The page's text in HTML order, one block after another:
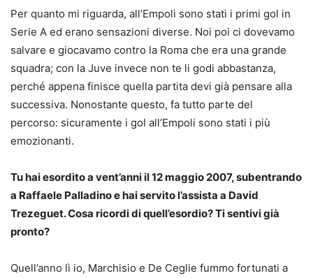
Per quanto mi riguarda, all’Empoli sono stati i primi gol in
Serie A ed erano sensazioni diverse. Noi poi ci dovevamo
salvare e giocavamo contro la Roma che era una grande
squadra; con la Juve invece non te li godi abbastanza,
perché appena finisce quella partita devi già pensare alla
successiva. Nonostante questo, fa tutto parte del
percorso: sicuramente i gol all’Empoli sono stati i più
emozionanti.
Tu hai esordito a vent’anni il 12 maggio 2007, subentrando
a Raffaele Palladino e hai servito l’assista a David
Trezeguet. Cosa ricordi di quell’esordio? Ti sentivi già
pronto?
Quell’anno lì io, Marchisio e De Ceglie fummo fortunati a